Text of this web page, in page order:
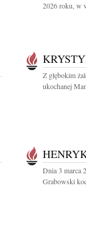
2026 roku, w
Z głębokim
ukochanej
Dnia 3 marca
Grabowski